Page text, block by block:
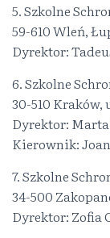
5. Szkolne
59-610 Wleń,
Dyrektor:
6. Szkolne
30-510 Kraków,
Dyrektor:
Kierownik:
7. Szkolne
34-500
Dyrektor: Zofia